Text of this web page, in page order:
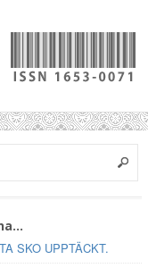
SKO UPPTÄCKT.